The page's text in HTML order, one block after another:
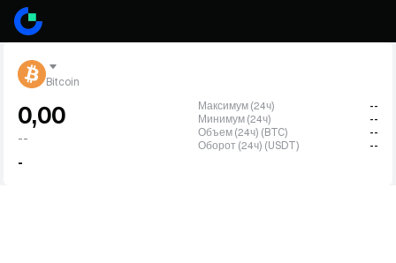
Bitcoin
0,00
--
-
Максимум (24ч)
--
Минимум (24ч)
--
Объем (24ч) (BTC)
--
Оборот (24ч) (USDT)
--